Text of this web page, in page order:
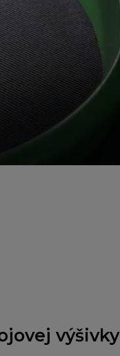
výšivky